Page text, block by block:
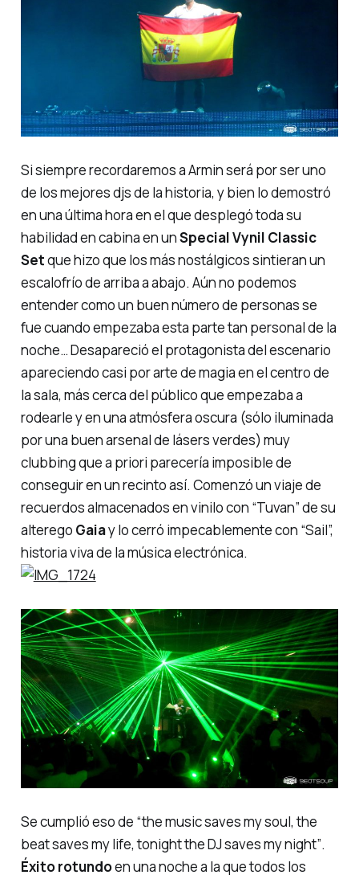
Si siempre recordaremos a Armin será por ser uno
de los mejores djs de la historia, y bien lo demostró
en una última hora en el que desplegó toda su
habilidad en cabina en unSpecial Vynil Classic
Setque hizo que los más nostálgicos sintieran un
escalofrío de arriba a abajo. Aún no podemos
entender como un buen número de personas se
fue cuando empezaba esta parte tan personal de la
noche… Desapareció el protagonista del escenario
apareciendo casi por arte de magia en el centro de
la sala, más cerca del público que empezaba a
rodearle y en una atmósfera oscura (sólo iluminada
por una buen arsenal de lásers verdes) muy
clubbingque a priori parecería imposible de
conseguir en un recinto así. Comenzó un viaje de
recuerdos almacenados en vinilo con “Tuvan”de su
alterego Gaiay lo cerró impecablemente con “Sail”,
historia viva de la música electrónica.
Se cumplió eso de “the music saves my soul, the
beat saves my life, tonight the DJ saves my night”.
Éxito rotundoen una noche a la que todos los